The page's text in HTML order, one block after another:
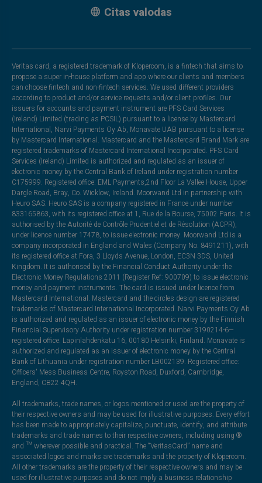
Citas valodas
Veritas card, a registered trademark of Klopercom, is a fintech that aims to
propose a super in-house platform and app where our clients and members
can choose fintech and non-fintech services. We used different providers
according to product and/or service requests and/or client profiles. Our
issuers for accounts and payment instrument are PFS Card Services
(Ireland) Limited (trading as PCSIL) pursuant to a license by Mastercard
International, Narvi Payments Oy Ab, Monavate UAB pursuant to a license
by Mastercard International. Mastercard and the Mastercard Brand Mark are
registered trademarks of Mastercard International Incorporated. PFS Card
Services (Ireland) Limited is authorized and regulated as an issuer of
electronic money by the Central Bank of Ireland under registration number
C175999. Registered office: EML Payments,2nd Floor La Vallee House, Upper
Dargle Road, Bray, Co. Wicklow, Ireland. Moorwand Ltd in partnership with
Heuro SAS. Heuro SAS is a company registered in France under number
833165863, with its registered office at 1, Rue de la Bourse, 75002 Paris. It is
authorised by the Autorité de Contrôle Prudentiel et de Résolution (ACPR),
under licence number 17478, to issue electronic money. Moorwand Ltd is a
company incorporated in England and Wales (Company No. 8491211), with
its registered office at Fora, 3 Lloyds Avenue, London, EC3N 3DS, United
Kingdom. It is authorised by the Financial Conduct Authority under the
Electronic Money Regulations 2011 (Register Ref: 900709) to issue electronic
money and payment instruments. The card is issued under licence from
Mastercard International. Mastercard and the circles design are registered
trademarks of Mastercard International Incorporated. Narvi Payments Oy Ab
is authorized and regulated as an issuer of electronic money by the Finnish
Financial Supervisory Authority under registration number 3190214-6—
registered office: Lapinlahdenkatu 16, 00180 Helsinki, Finland. Monavate is
authorized and regulated as an issuer of electronic money by the Central
Bank of Lithuania under registration number LB002139. Registered office:
Officers' Mess Business Centre, Royston Road, Duxford, Cambridge,
England, CB22 4QH.
All trademarks, trade names, or logos mentioned or used are the property of
their respective owners and may be used for illustrative purposes. Every effort
has been made to appropriately capitalize, punctuate, identify, and attribute
trademarks and trade names to their respective owners, including using ®
and ™ wherever possible and practical. The “VeritasCard” name and
associated logos and marks are trademarks and the property of Klopercom.
All other trademarks are the property of their respective owners and may be
used for illustrative purposes and do not imply a business relationship